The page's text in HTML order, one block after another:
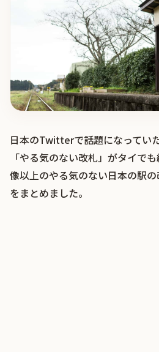
日本のTwitterで話題になってい
「やる気のない改札」がタイで
像以上のやる気のない日本の駅
をまとめました。